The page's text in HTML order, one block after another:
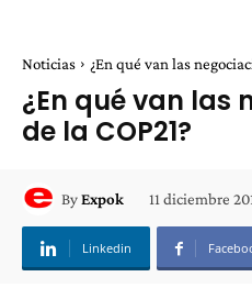
Noticias ¿En qué van las
¿En qué van las
de la COP21?
ByExpok 11 diciembre
Linkedin